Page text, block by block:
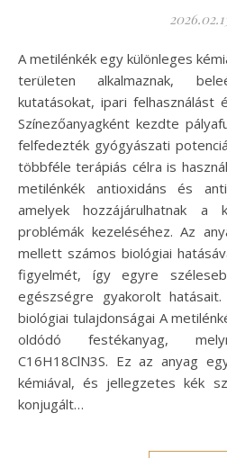
A metilénkék egy különleges kémiai anyag, amelyet számos
területen alkalmaznak,
kutatásokat, ipari felhasználást
Színezőanyagként kezdte
felfedezték gyógyászati
többféle terápiás célra is
metilénkék antioxidáns és
amelyek hozzájárulhatnak a
problémák kezeléséhez. Az
mellett számos biológiai
figyelmét, így egyre
egészségre gyakorolt
biológiai tulajdonságai A
oldódó festékanyag,
C16H18ClN3S. Ez az anyag
kémiával, és jellegzetes kék
konjugált…